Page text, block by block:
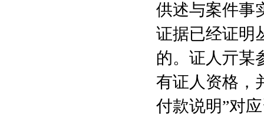
供述与案件事
证据已经证明
的。证人亓某
有证人资格，
付款说明”对